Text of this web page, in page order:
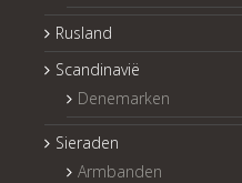
Rusland
Scandinavië
Denemarken
Sieraden
Armbanden